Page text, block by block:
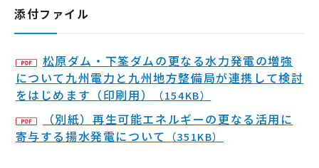
添付ファイル
松原ダム・下筌ダムの更なる水力発電の増強
について九州電力と九州地方整備局が連携して検討
をはじめます（印刷用）
（154KB）
（別紙）再生可能エネルギーの更なる活用に
寄与する揚水発電について （351KB）